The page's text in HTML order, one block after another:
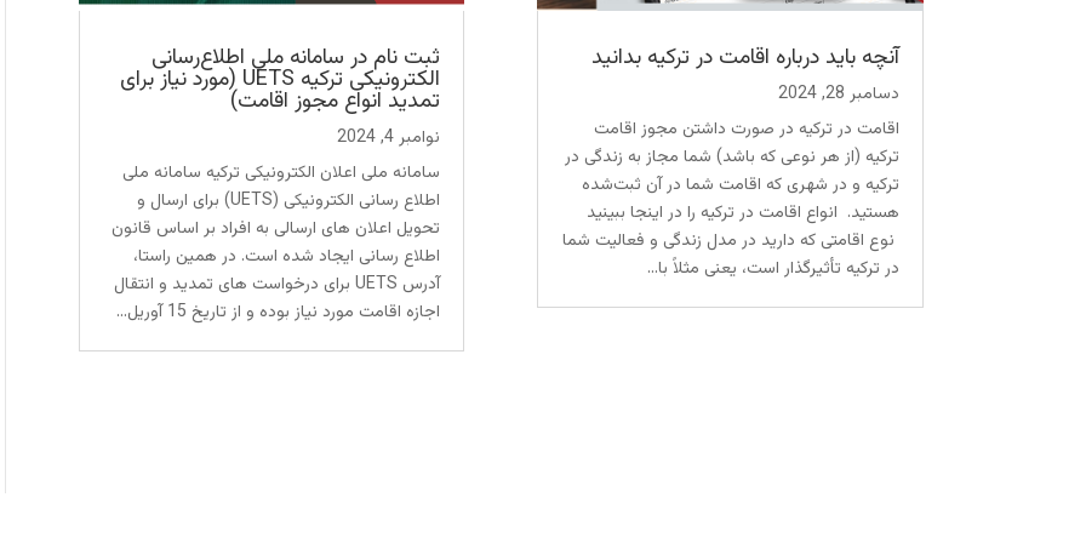
آنچه باید درباره اقامت در ترکیه بدانید
دسامبر 28, 2024
اقامت در ترکیه در صورت داشتن مجوز اقامت
ترکیه (از هر نوعی که باشد) شما مجاز به زندگی در
ترکیه و در شهری که اقامت شما در آن ثبت‌شده
هستید. انواع اقامت در ترکیه را در اینجا ببینید
نوع اقامتی که دارید در مدل زندگی و فعالیت شما
در ترکیه تأثیرگذار است، یعنی مثلاً با...
ثبت نام در سامانه ملی اطلاع‌رسانی
الکترونیکی ترکیه UETS (مورد نیاز برای
تمدید انواع مجوز اقامت)
نوامبر 4, 2024
سامانه ملی اعلان الکترونیکی ترکیه سامانه ملی
اطلاع رسانی الکترونیکی (UETS) برای ارسال و
تحویل اعلان های ارسالی به افراد بر اساس قانون
اطلاع رسانی ایجاد شده است. در همین راستا،
آدرس UETS برای درخواست های تمدید و انتقال
اجازه اقامت مورد نیاز بوده و از تاریخ 15 آوریل...